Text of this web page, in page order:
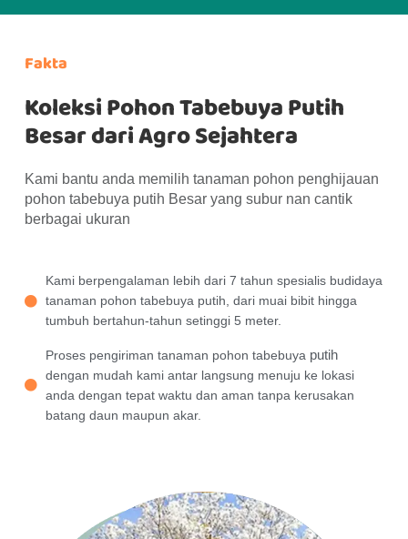
Fakta
Koleksi Pohon Tabebuya Putih
Besar dari Agro Sejahtera
Kami bantu anda memilih tanaman pohon penghijauan
pohon tabebuya putih Besar yang subur nan cantik
berbagai ukuran
Kami berpengalaman lebih dari 7 tahun spesialis budidaya
tanaman pohon tabebuya putih, dari muai bibit hingga
tumbuh bertahun-tahun setinggi 5 meter.
Proses pengiriman tanaman pohon tabebuya putih
dengan mudah kami antar langsung menuju ke lokasi
anda dengan tepat waktu dan aman tanpa kerusakan
batang daun maupun akar.